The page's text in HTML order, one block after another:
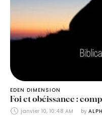
EDEN DIMENSION
Foi et obéissance :
janvier 10, 10:48 AM by